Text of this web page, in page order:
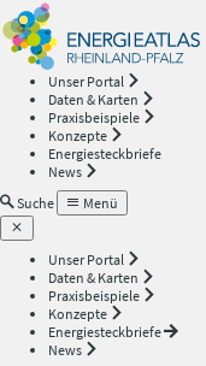
Unser Portal
Daten & Karten
Praxisbeispiele
Konzepte
Energiesteckbriefe
News
Suche
Menü
Unser Portal
Daten & Karten
Praxisbeispiele
Konzepte
Energiesteckbriefe
News